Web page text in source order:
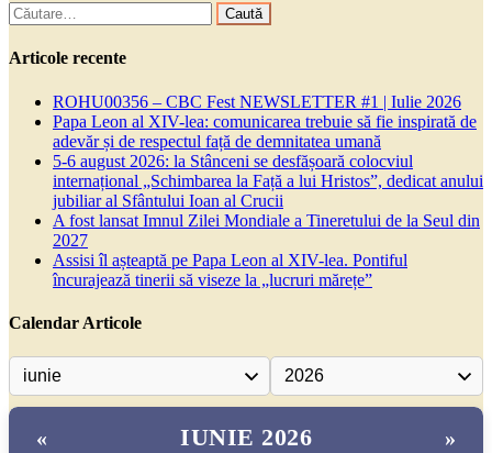
Caută
după:
Articole recente
ROHU00356 – CBC Fest NEWSLETTER #1 | Iulie 2026
Papa Leon al XIV-lea: comunicarea trebuie să fie inspirată de
adevăr și de respectul față de demnitatea umană
5-6 august 2026: la Stânceni se desfășoară colocviul
internațional „Schimbarea la Față a lui Hristos”, dedicat anului
jubiliar al Sfântului Ioan al Crucii
A fost lansat Imnul Zilei Mondiale a Tineretului de la Seul din
2027
Assisi îl așteaptă pe Papa Leon al XIV-lea. Pontiful
încurajează tinerii să viseze la „lucruri mărețe”
Calendar Articole
« IUNIE 2026 »